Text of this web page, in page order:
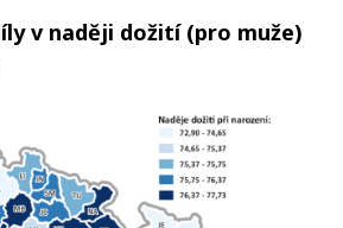
v naději dožití (pro muže)